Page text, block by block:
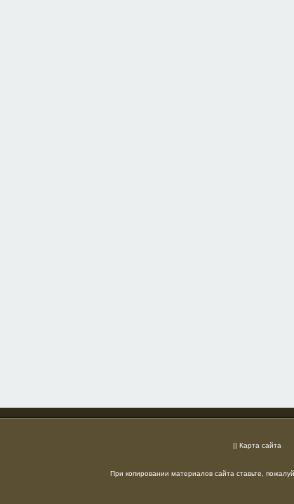
|| Карта сайта
При копировании материалов сайта ставьте,